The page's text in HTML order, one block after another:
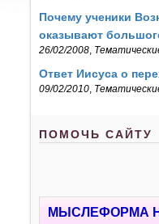
Почему ученики
оказывают
26/02/2008
Ответ Иисуса о
09/02/2010
ПОМОЧЬ САЙТУ
МЫСЛЕФОРМА